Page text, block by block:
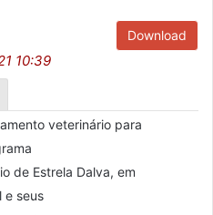
Download
10:39
veterinário para
de Estrela Dalva, em
e seus